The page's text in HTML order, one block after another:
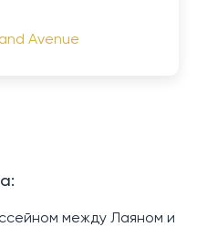
Avenue
между Лаяном и